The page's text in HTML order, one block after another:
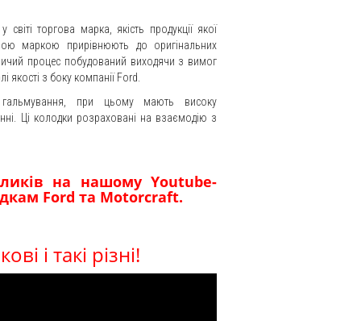
торгова марка, якість продукції якої
маркою прирівнюють до оригінальних
процес побудований виходячи з вимог
якості з боку компанії Ford.
гальмування, при цьому мають високу
Ці колодки розраховані на взаємодію з
на нашому Youtube-
Ford та Motorcraft.
і такі різні!